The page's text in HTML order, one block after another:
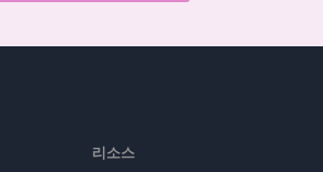
리소스